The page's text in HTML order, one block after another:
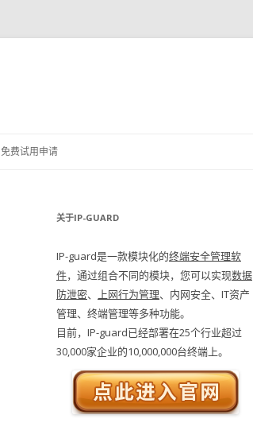
免费试用申请
关于IP-GUARD
IP-guard是一款模块化的终端安全管理软
件，通过组合不同的模块，您可以实现数据
防泄密、 上网行为管理、内网安全、IT资产
管理、终端管理等多种功能。
目前，IP-guard已经部署在25个行业超过
30,000家企业的10,000,000台终端上。